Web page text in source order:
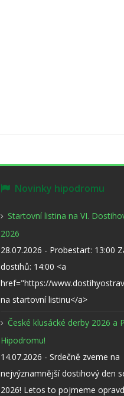
Novinky hipodromu
Startovní listina na VI.
2026
28.07.2026 - Probestart: 13:00
dostihů: 14:00 <a
href="https://
na startovní listinu</a>
České klusácké derby 2026 a
Hipodromu!
14.07.2026 - Srdečně zveme na
nejvýznamnější dostihový den
2026! Letos to pojmeme